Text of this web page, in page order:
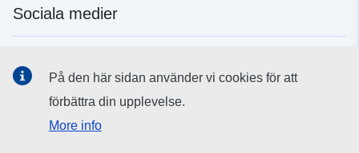
Sociala medier
EU:s institutioner och organ
På den här sidan använder vi cookies för att
förbättra din upplevelse.
More info